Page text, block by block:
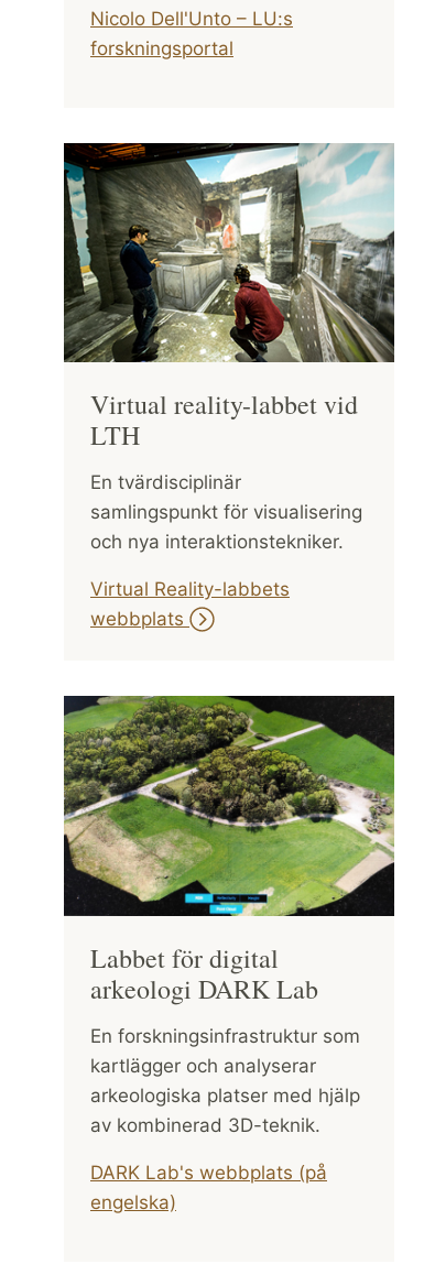
Nicolo Dell'Unto – LU:s
forskningsportal
Virtual reality-labbet vid
LTH
En tvärdisciplinär
samlingspunkt för visualisering
och nya interaktionstekniker.
Virtual Reality-labbets
webbplats
Labbet för digital
arkeologi DARK Lab
En forskningsinfrastruktur som
kartlägger och analyserar
arkeologiska platser med hjälp
av kombinerad 3D-teknik.
DARK Lab's webbplats (på
engelska)